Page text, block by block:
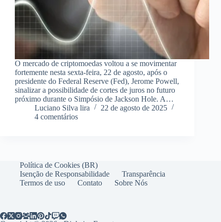
O mercado de criptomoedas voltou a se movimentar
fortemente nesta sexta-feira, 22 de agosto, após o
presidente do Federal Reserve (Fed), Jerome Powell,
sinalizar a possibilidade de cortes de juros no futuro
próximo durante o Simpósio de Jackson Hole. A…
Luciano Silva lira
22 de agosto de 2025
4 comentários
Política de Cookies (BR)
Isenção de Responsabilidade
Transparência
Termos de uso
Contato Sobre Nós